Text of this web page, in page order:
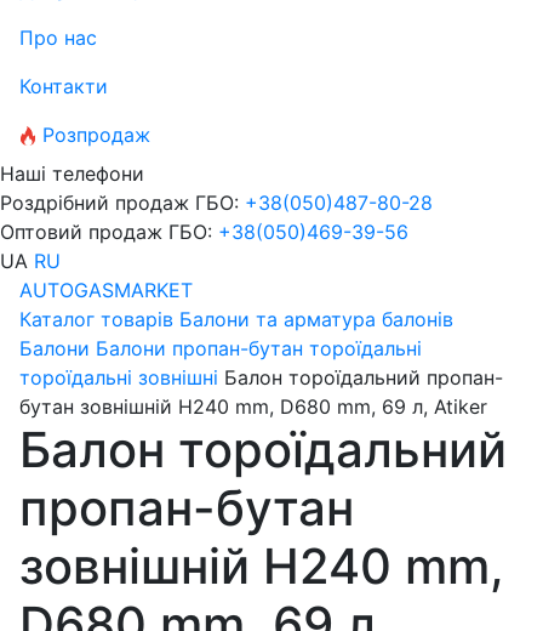
Про нас
Контакти
Розпродаж
Наші телефони
Роздрібний продаж ГБО: +38(050)487-80-28
Оптовий продаж ГБО: +38(050)469-39-56
UA RU
AUTOGASMARKET
Каталог товарів Балони та арматура балонів
Балони Балони пропан-бутан тороїдальні
тороїдальні зовнішні Балон тороїдальний пропан-
бутан зовнішній H240 mm, D680 mm, 69 л, Atiker
Балон тороїдальний
пропан-бутан
зовнішній H240 mm,